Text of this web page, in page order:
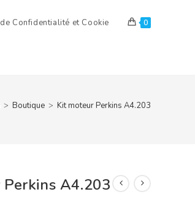
Confidentialité et Cookie 0
> Boutique > Kit moteur Perkins A4.203
A4.203